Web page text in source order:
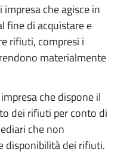
impresa che agisce in
fine di acquistare e
rifiuti, compresi i
materialmente
che dispone il
dei rifiuti per conto di
che non
disponibilità dei rifiuti.